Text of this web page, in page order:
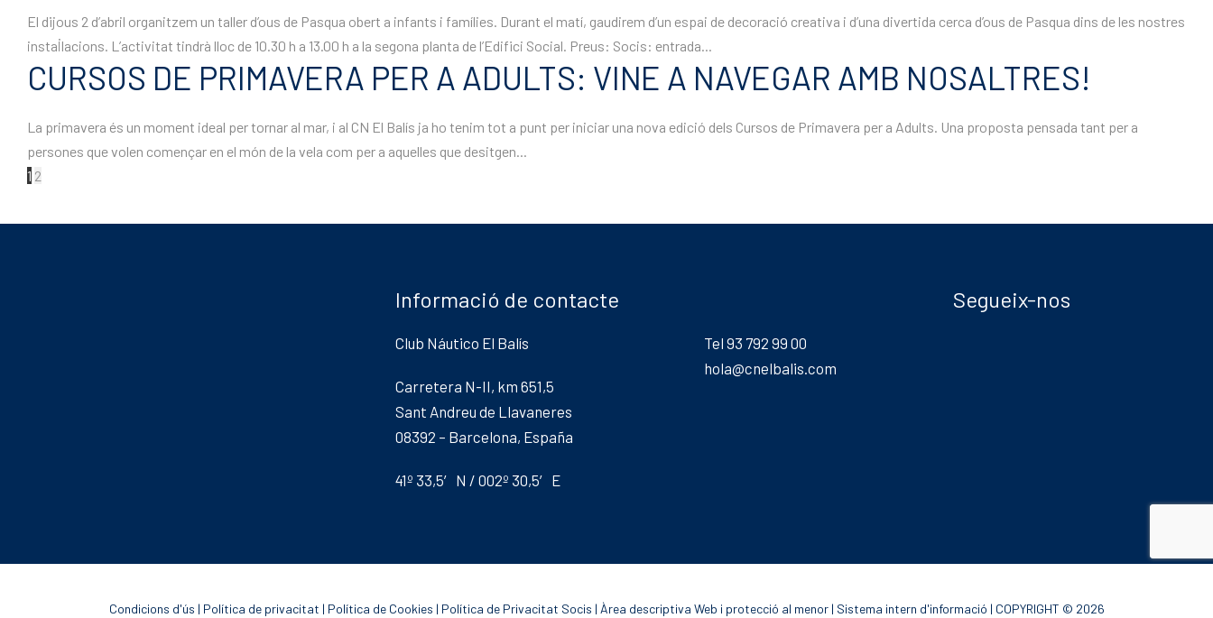
El dijous 2 d’abril organitzem un taller d’ous de Pasqua obert a infants i famílies. Durant el matí, gaudirem d’un espai de decoració creativa i d’una divertida cerca d’ous de Pasqua dins de les nostres
instal·lacions. L’activitat tindrà lloc de 10.30 h a 13.00 h a la segona planta de l’Edifici Social. Preus: Socis: entrada...
CURSOS DE PRIMAVERA PER A ADULTS: VINE A NAVEGAR AMB NOSALTRES!
La primavera és un moment ideal per tornar al mar, i al CN El Balís ja ho tenim tot a punt per iniciar una nova edició dels Cursos de Primavera per a Adults. Una proposta pensada tant per a
persones que volen començar en el món de la vela com per a aquelles que desitgen...
1 2
Informació de contacte
Club Náutico El Balís
Carretera N-II, km 651,5
Sant Andreu de Llavaneres
08392 – Barcelona, España
41º 33,5′ N / 002º 30,5′ E
Tel 93 792 99 00
hola@cnelbalis.com
Segueix-nos
Condicions d'ús | Política de privacitat | Política de Cookies | Política de Privacitat Socis | Àrea descriptiva Web i protecció al menor| Sistema intern d'informació | COPYRIGHT © 2026